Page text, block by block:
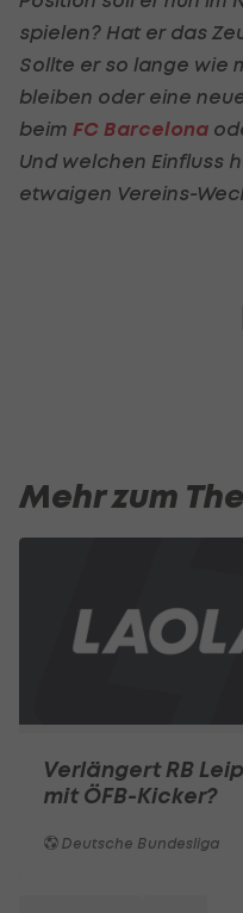
spielen? Hat er das
Sollte er so lange wie
bleiben oder eine
beim FC Barcelona
Und welchen Einfluss
etwaigen Vereins-
Mehr zum
Verlängert RB
mit ÖFB-Kicker?
Deutsche Bundesliga